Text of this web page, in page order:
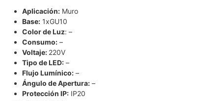
Aplicación: Muro
Base: 1xGU10
Color de Luz: –
Consumo: –
Voltaje: 220V
Tipo de LED: –
Flujo Lumínico: –
Ángulo de Apertura: –
Protección IP: IP20